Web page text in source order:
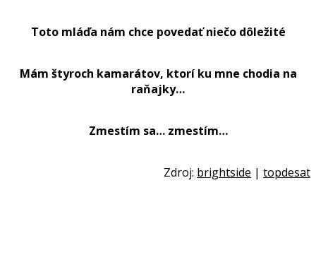
Toto mláďa nám chce povedať niečo dôležité
Mám štyroch kamarátov, ktorí ku mne chodia na
raňajky…
Zmestím sa… zmestím…
Zdroj: brightside | topdesat